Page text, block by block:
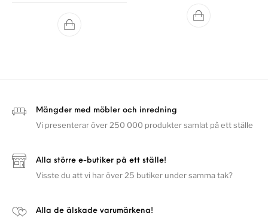
Mängder med möbler och inredning
Vi presenterar över 250 000 produkter samlat på ett ställe
Alla större e-butiker på ett ställe!
Visste du att vi har över 25 butiker under samma tak?
Alla de älskade varumärkena!